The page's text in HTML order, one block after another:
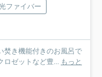
ファイバー
焚き機能付きのお風呂で
ロゼットなど豊... もっと